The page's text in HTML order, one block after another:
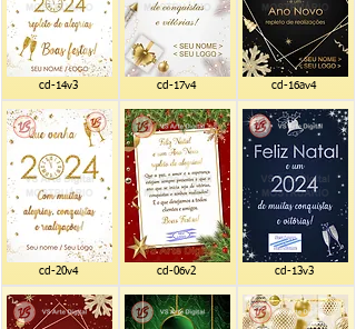
cd-14v3
cd-20v4
cd-17v4
cd-06v2
cd-16av4
cd-13v3